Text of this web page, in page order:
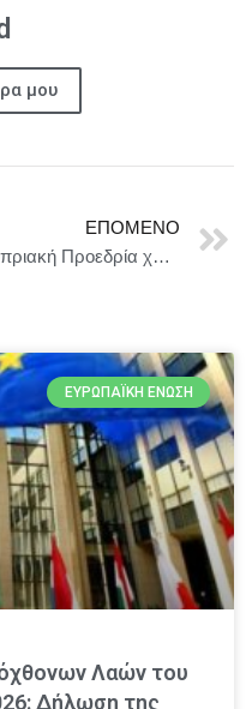
μου
ΕΠΌΜΕΝΟ
Κυπριακή Προεδρία χωρίς ευρωπαϊκή προστασία δανειοληπτών
ΕΥΡΩΠΑΪΚΉ ΈΝΩΣΗ
Λαών του
Δήλωση της